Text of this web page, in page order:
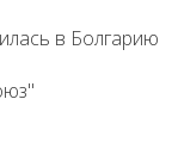
в Болгарию